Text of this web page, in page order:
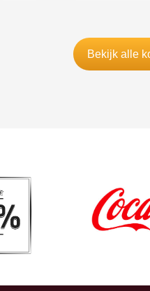
Bekijk alle